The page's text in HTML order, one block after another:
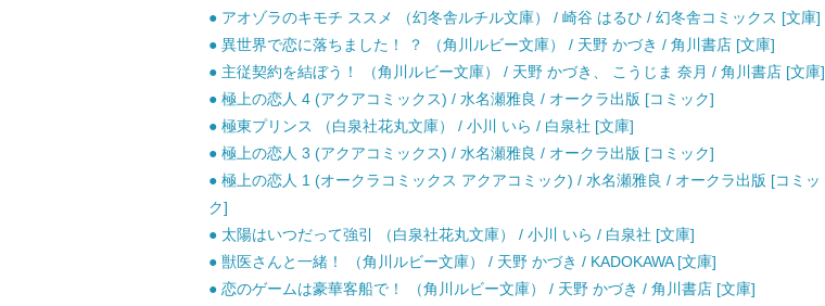
● アオゾラのキモチ ススメ （幻冬舎ルチル文庫） / 崎谷 はるひ / 幻冬舎コミックス [文庫]
● 異世界で恋に落ちました！ ？ （角川ルビー文庫） / 天野 かづき / 角川書店 [文庫]
● 主従契約を結ぼう！ （角川ルビー文庫） / 天野 かづき、 こうじま 奈月 / 角川書店 [文庫]
● 極上の恋人 4 (アクアコミックス) / 水名瀬雅良 / オークラ出版 [コミック]
● 極東プリンス （白泉社花丸文庫） / 小川 いら / 白泉社 [文庫]
● 極上の恋人 3 (アクアコミックス) / 水名瀬雅良 / オークラ出版 [コミック]
● 極上の恋人 1 (オークラコミックス アクアコミック) / 水名瀬雅良 / オークラ出版 [コミッ
ク]
● 太陽はいつだって強引 （白泉社花丸文庫） / 小川 いら / 白泉社 [文庫]
● 獣医さんと一緒！ （角川ルビー文庫） / 天野 かづき / KADOKAWA [文庫]
● 恋のゲームは豪華客船で！ （角川ルビー文庫） / 天野 かづき / 角川書店 [文庫]